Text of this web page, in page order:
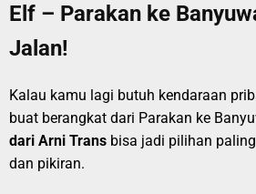
Elf – Parakan ke
Jalan!
Kalau kamu lagi butuh kendaraan
buat berangkat dari Parakan ke
dari Arni Trans bisa jadi pilihan
dan pikiran.